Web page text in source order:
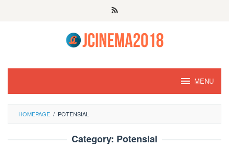
MENU
HOMEPAGE / POTENSIAL
Category: Potensial